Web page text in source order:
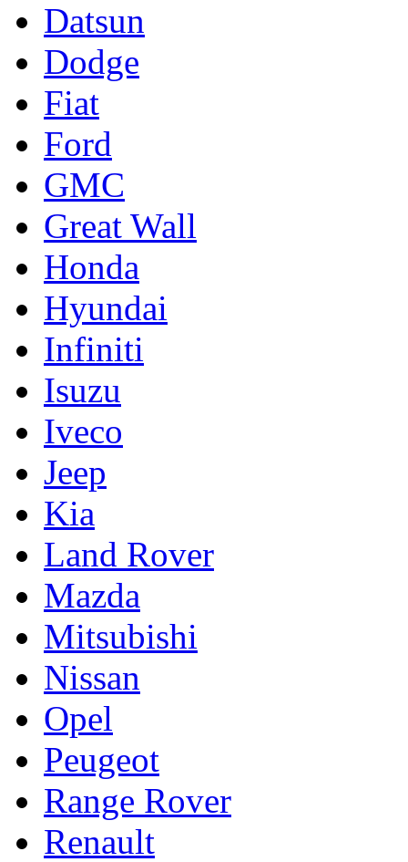
Datsun
Dodge
Fiat
Ford
GMC
Great Wall
Honda
Hyundai
Infiniti
Isuzu
Iveco
Jeep
Kia
Land Rover
Mazda
Mitsubishi
Nissan
Opel
Peugeot
Range Rover
Renault